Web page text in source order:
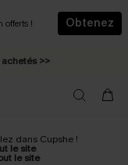
offerts !
Obtenez
>>
>>
dans Cupshe !
le site
le site